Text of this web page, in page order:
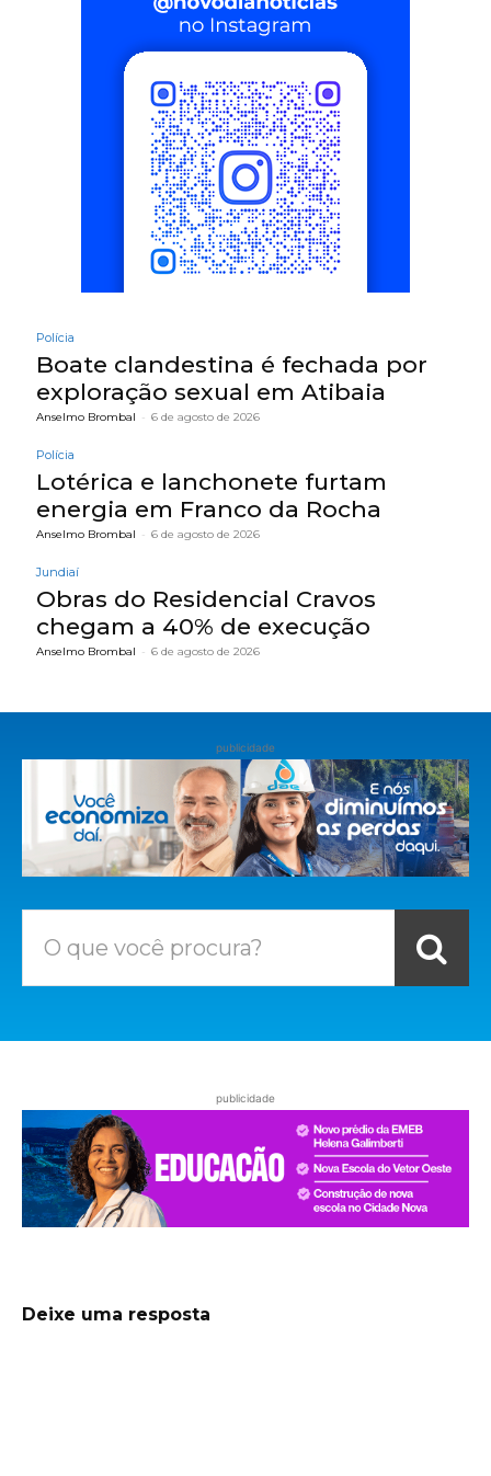
Polícia
Boate clandestina é fechada por
exploração sexual em Atibaia
Anselmo Brombal - 6 de agosto de 2026
Polícia
Lotérica e lanchonete furtam
energia em Franco da Rocha
Anselmo Brombal - 6 de agosto de 2026
Jundiaí
Obras do Residencial Cravos
chegam a 40% de execução
Anselmo Brombal - 6 de agosto de 2026
publicidade
O que você procura?
publicidade
Deixe uma resposta